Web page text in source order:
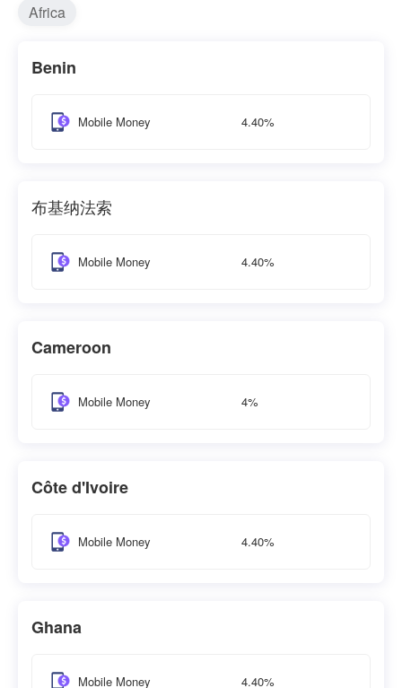
Africa
Benin
Mobile Money 4.40%
布基纳法索
Mobile Money 4.40%
Cameroon
Mobile Money 4%
Côte d'Ivoire
Mobile Money 4.40%
Ghana
Mobile Money 4.40%